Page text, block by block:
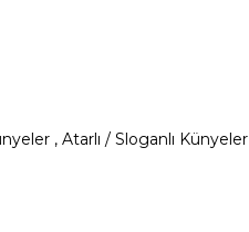
, Atarlı / Sloganlı Künyeler